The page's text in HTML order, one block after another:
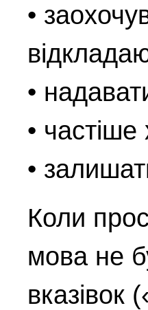
•
•
•
•
Коли
мова не
вказівок